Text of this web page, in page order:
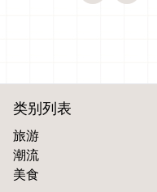
类别列表
旅游
潮流
美食